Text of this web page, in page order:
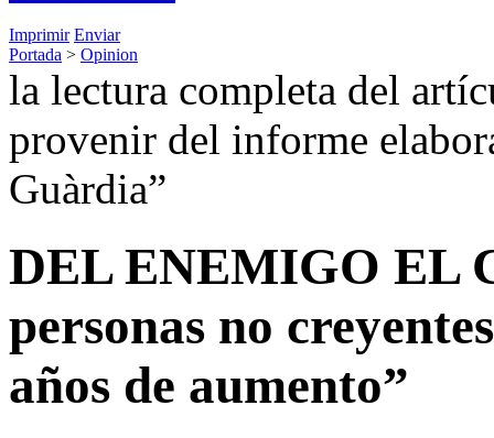
Imprimir Enviar
Portada > Opinion
la lectura completa del
provenir del informe
Guàrdia”
DEL ENEMIGO EL
personas no
años de aumento”